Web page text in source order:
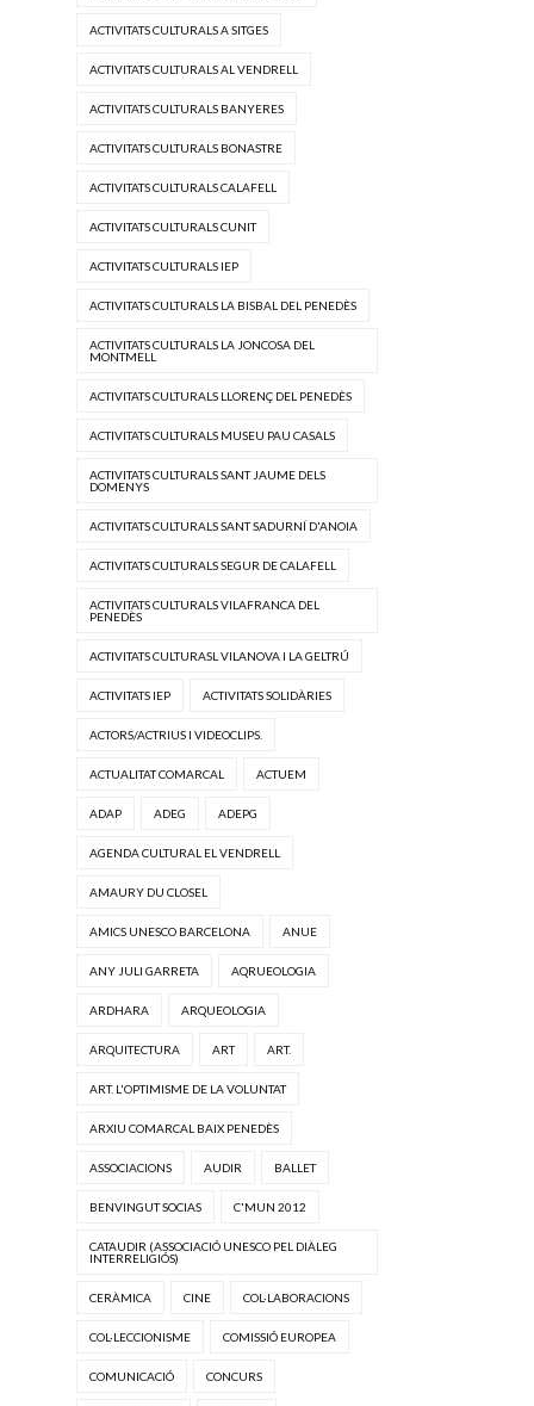
ACTIVITATS CULTURALS A SITGES
ACTIVITATS CULTURALS AL VENDRELL
ACTIVITATS CULTURALS BANYERES
ACTIVITATS CULTURALS BONASTRE
ACTIVITATS CULTURALS CALAFELL
ACTIVITATS CULTURALS CUNIT
ACTIVITATS CULTURALS IEP
ACTIVITATS CULTURALS LA BISBAL DEL PENEDÈS
ACTIVITATS CULTURALS LA JONCOSA DEL
MONTMELL
ACTIVITATS CULTURALS LLORENÇ DEL PENEDÈS
ACTIVITATS CULTURALS MUSEU PAU CASALS
ACTIVITATS CULTURALS SANT JAUME DELS
DOMENYS
ACTIVITATS CULTURALS SANT SADURNÍ D'ANOIA
ACTIVITATS CULTURALS SEGUR DE CALAFELL
ACTIVITATS CULTURALS VILAFRANCA DEL
PENEDÈS
ACTIVITATS CULTURASL VILANOVA I LA GELTRÚ
ACTIVITATS IEP ACTIVITATS SOLIDÀRIES
ACTORS/ACTRIUS I VIDEOCLIPS.
ACTUALITAT COMARCAL ACTUEM
ADAP ADEG ADEPG
AGENDA CULTURAL EL VENDRELL
AMAURY DU CLOSEL
AMICS UNESCO BARCELONA ANUE
ANY JULI GARRETA AQRUEOLOGIA
ARDHARA ARQUEOLOGIA
ARQUITECTURA ART ART.
ART. L'OPTIMISME DE LA VOLUNTAT
ARXIU COMARCAL BAIX PENEDÈS
ASSOCIACIONS AUDIR BALLET
BENVINGUT SOCIAS C'MUN 2012
CATAUDIR (ASSOCIACIÓ UNESCO PEL DIÀLEG
INTERRELIGIÓS)
CERÀMICA CINE COL·LABORACIONS
COL·LECCIONISME COMISSIÓ EUROPEA
COMUNICACIÓ CONCURS